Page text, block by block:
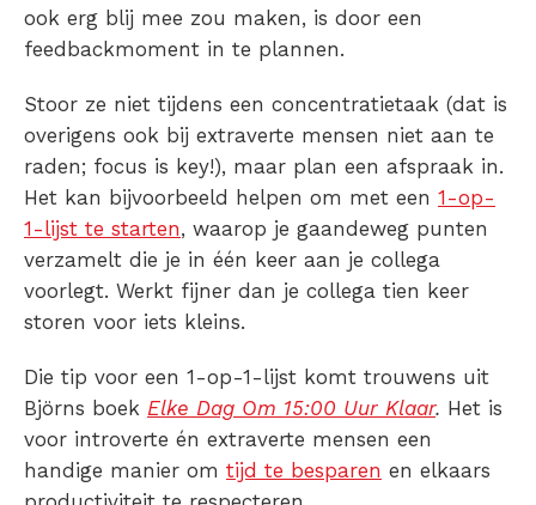
ook erg blij mee zou maken, is door een
feedbackmoment in te plannen.
Stoor ze niet tijdens een concentratietaak (dat is
overigens ook bij extraverte mensen niet aan te
raden; focus is key!), maar plan een afspraak in.
Het kan bijvoorbeeld helpen om met een 1-op-
1-lijst te starten, waarop je gaandeweg punten
verzamelt die je in één keer aan je collega
voorlegt. Werkt fijner dan je collega tien keer
storen voor iets kleins.
Die tip voor een 1-op-1-lijst komt trouwens uit
Björns boek Elke Dag Om 15:00 Uur Klaar. Het is
voor introverte én extraverte mensen een
handige manier om tijd te besparen en elkaars